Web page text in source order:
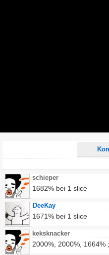
schieper
1682% bei 1 slice
DeeKay
1671% bei 1 slice
keksknacker
2000%, 2000%, 1664%